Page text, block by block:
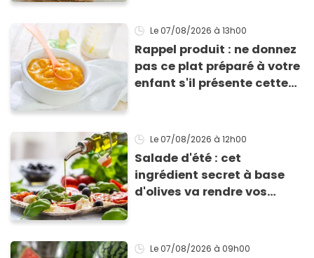
Le 07/08/2026 à 13h00
Rappel produit : ne donnez
pas ce plat préparé à votre
enfant s'il présente cette
Le 07/08/2026 à 12h00
Salade d'été : cet
ingrédient secret à base
d'olives va rendre vos
Le 07/08/2026 à 09h00